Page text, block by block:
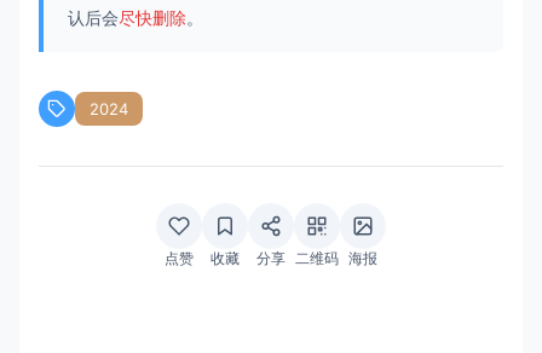
认后会尽快删除。
2024
点赞 收藏 分享 二维码 海报